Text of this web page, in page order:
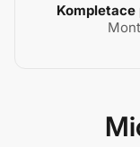
Kompletace